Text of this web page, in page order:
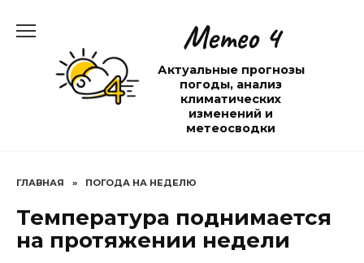
содержанию
Метео 4
Актуальные прогнозы
погоды, анализ
климатических
изменений и
метеосводки
ГЛАВНАЯ » ПОГОДА НА НЕДЕЛЮ
Температура поднимается
на протяжении недели